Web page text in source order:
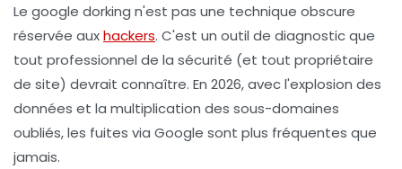
Le google dorking n'est pas une technique obscure
réservée auxhackers. C'est un outil de diagnostic que
tout professionnel de la sécurité (et tout propriétaire
de site) devrait connaître. En 2026, avec l'explosion des
données et la multiplication des sous-domaines
oubliés, les fuites via Google sont plus fréquentes que
jamais.